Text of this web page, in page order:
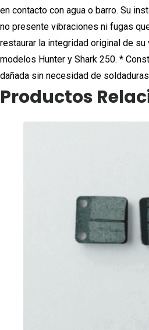
en contacto con agua o barro. Su
no presente vibraciones ni fugas
restaurar la integridad original de
modelos Hunter y Shark 250. *
dañada sin necesidad de
Productos